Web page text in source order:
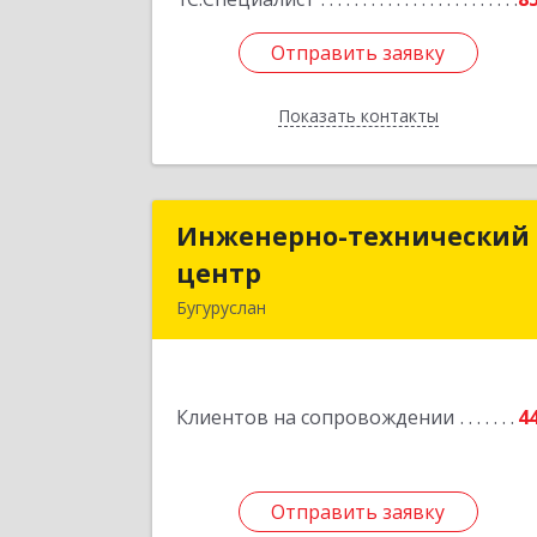
Отправить заявку
Показать контакты
Отправить заявку
Назад
Инженерно-технический
центр
Бугуруслан
Клиентов на сопровождении
Отправить заявку
Инженерно-технический
Отправить заявку